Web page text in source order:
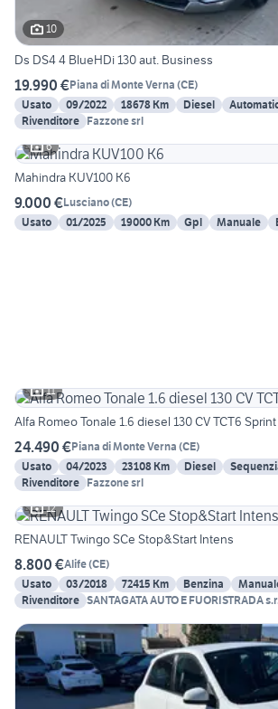
10
Ds DS4 4 BlueHDi 130 aut. Business
19.990 €Piana di Monte Verna (CE)
Usato
09/2022 18678 Km Diesel
Rivenditore Fazzone srl
6
Mahindra KUV100 K6
9.000 €Lusciano(CE)
Usato
01/2025 19000 Km Gpl Manuale
11
Alfa Romeo Tonale 1.6 diesel 130 CV TCT6 Sprint
24.490 €Piana di Monte Verna (CE)
Usato
04/2023 23108 Km Diesel
Rivenditore Fazzone srl
12
RENAULT Twingo SCe Stop&Start Intens
8.800 €Alife(CE)
Usato
03/2018 72415 Km Benzina
Rivenditore SANTAGATA AUTO E FUORISTRADA